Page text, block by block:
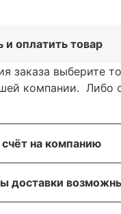
и оплатить товар
заказа выберите
компании. Либо
на компанию
Мы свяжемся с
доставки